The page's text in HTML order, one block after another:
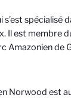
spécialisé
Il est membre
Amazonien de
Norwood est